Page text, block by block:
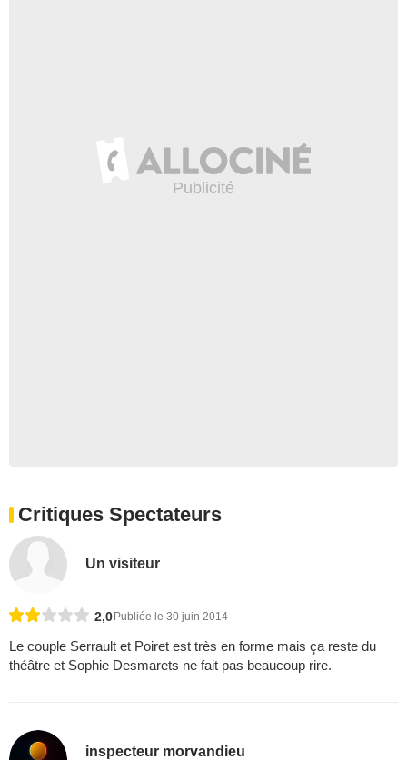
Critiques Spectateurs
Un visiteur
2,0 Publiée le 30 juin 2014
Le couple Serrault et Poiret est très en forme mais ça reste du
théâtre et Sophie Desmarets ne fait pas beaucoup rire.
inspecteur morvandieu